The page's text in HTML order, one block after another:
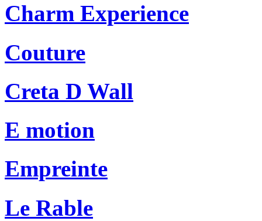
Charm Experience
Couture
Creta D Wall
E motion
Empreinte
Le Rable